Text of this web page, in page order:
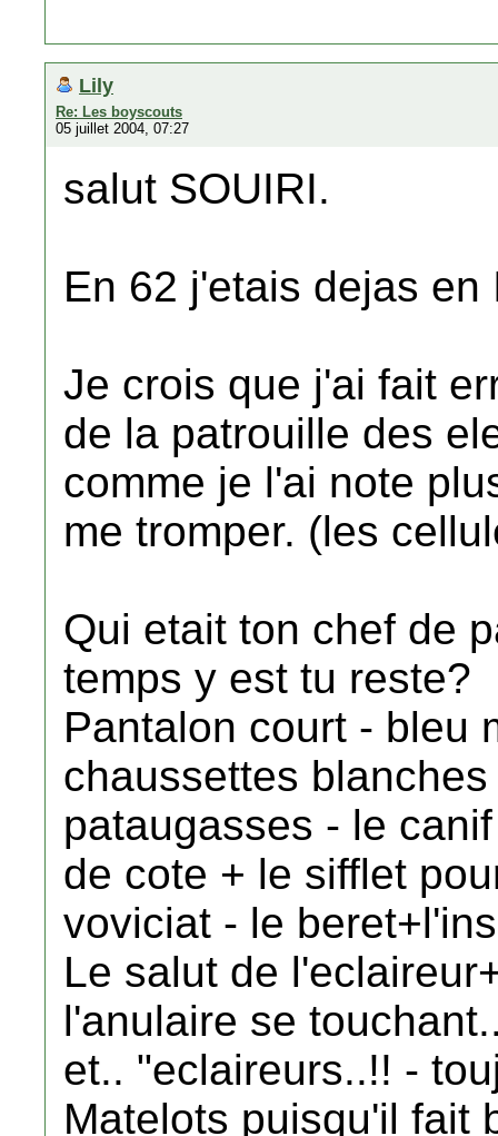
Lily
Re: Les boyscouts
05 juillet 2004, 07:27
salut SOUIRI.
En 62 j'etais dejas en
Je crois que j'ai fait
de la patrouille des
comme je l'ai note
me tromper. (les
Qui etait ton chef de
temps y est tu reste?
Pantalon court - bleu
chaussettes
pataugasses - le
de cote + le sifflet
voviciat - le
Le salut de
l'anulaire se
et.. "eclaireurs..!! -
Matelots puisqu'il fait